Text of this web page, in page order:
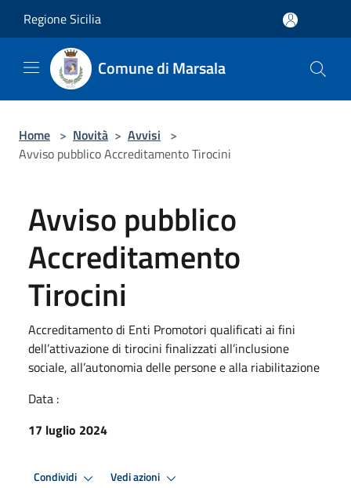
Regione Sicilia
Comune di Marsala
Home > Novità > Avvisi >
Avviso pubblico Accreditamento Tirocini
Avviso pubblico
Accreditamento
Tirocini
Accreditamento di Enti Promotori qualificati ai fini
dell’attivazione di tirocini finalizzati all’inclusione
sociale, all’autonomia delle persone e alla riabilitazione
Data :
17 luglio 2024
Condividi Vedi azioni